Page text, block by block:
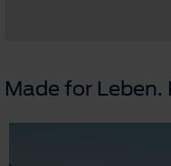
Made for Leben.